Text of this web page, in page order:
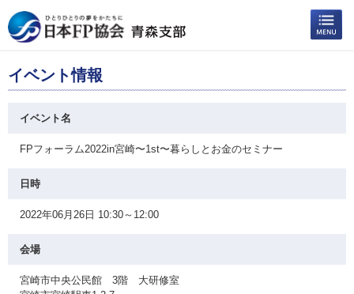
イベント情報
イベント名
FPフォーラム2022in宮崎〜1st〜暮らしとお金のセミナー
日時
2022年06月26日 10:30～12:00
会場
宮崎市中央公民館 3階 大研修室